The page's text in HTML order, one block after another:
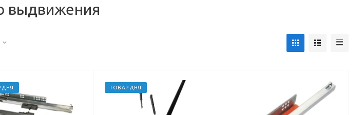
выдвижения
ДНЯ ТОВАР ДНЯ